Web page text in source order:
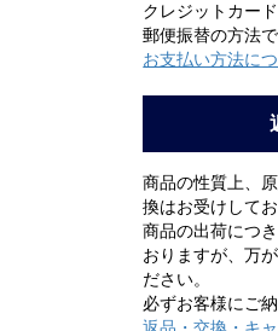
クレジットカー
郵便振替の方法
お支払い方法に
商品の性質上、
換はお受けしてお
商品の出荷につ
おりますが、万
ださい。
必ずお客様にご